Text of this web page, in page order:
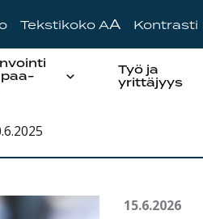
Tekstikoko AA Kontrasti
Työ ja
yrittäjyys
15.6.2026